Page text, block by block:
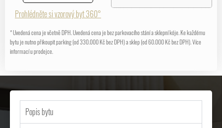
Prohlédněte si vzorový byt 360°
* Uvedená cena je včetně DPH. Uvedená cena je bez parkovacího stání a sklepní kóje. Ke každému
bytu je nutno přikoupit parking (od 330.000 Kč bez DPH) a sklep (od 60.000 Kč bez DPH). Více
informací u prodejce.
Popis bytu